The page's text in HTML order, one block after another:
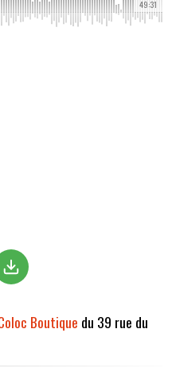
49:31
Boutique du 39 rue du